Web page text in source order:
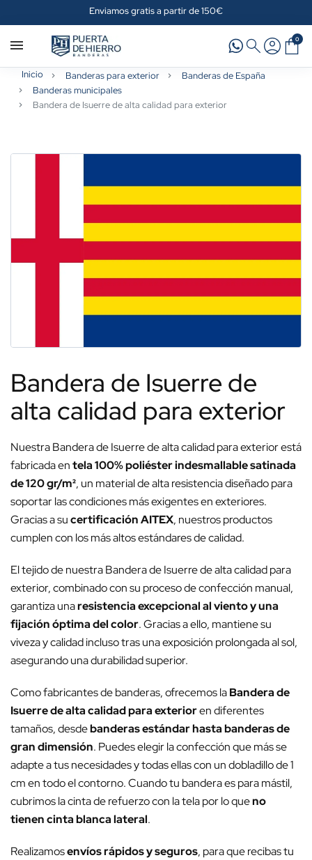
Enviamos gratis a partir de 150€
0
Inicio Banderas para exterior
Banderas de España
Banderas municipales
Bandera de Isuerre de alta calidad para exterior
Bandera de Isuerre de
alta calidad para exterior
Nuestra Bandera de Isuerre de alta calidad para exterior está
fabricada entela 100% poliéster indesmallable satinada
de 120 gr/m², un material de alta resistencia diseñado para
soportar las condiciones más exigentes en exteriores.
Gracias a sucertificación AITEX, nuestros productos
cumplen con los más altos estándares de calidad.
El tejido de nuestra Bandera de Isuerre de alta calidad para
exterior, combinado con su proceso de confección manual,
garantiza unaresistencia excepcional al viento y una
fijación óptima del color. Gracias a ello, mantiene su
viveza y calidad incluso tras una exposición prolongada al sol,
asegurando una durabilidad superior.
Como fabricantes de banderas, ofrecemos laBandera de
Isuerre de alta calidad para exterioren diferentes
tamaños, desdebanderas estándar hasta banderas de
gran dimensión. Puedes elegir la confección que más se
adapte a tus necesidades y todas ellas con un dobladillo de 1
cm en todo el contorno. Cuando tu bandera es para mástil,
cubrimos la cinta de refuerzo con la tela por lo queno
tienen cinta blanca lateral.
Realizamosenvíos rápidos y seguros, para que recibas tu